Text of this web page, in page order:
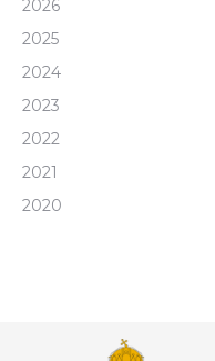
2026
2025
2024
2023
2022
2021
2020